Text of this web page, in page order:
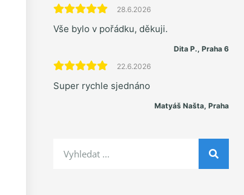
28.6.2026
Vše bylo v pořádku, děkuji.
Dita P., Praha 6
22.6.2026
Super rychle sjednáno
Matyáš Našta, Praha